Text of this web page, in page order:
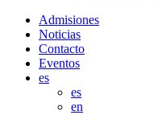
Admisiones
Noticias
Contacto
Eventos
es
es
en